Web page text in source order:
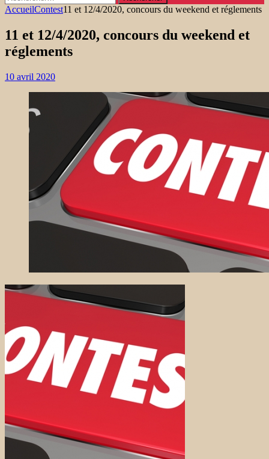
AccueilContest11 et 12/4/2020, concours du weekend et réglements
11 et 12/4/2020, concours du weekend et
réglements
10 avril 2020